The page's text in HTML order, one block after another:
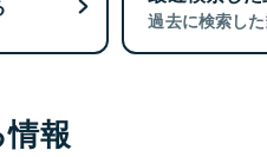
過去に検索し
報